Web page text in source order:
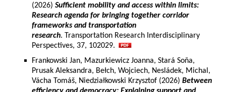
(2026) Sufficient mobility and access within limits:
Research agenda for bringing together corridor
frameworks and transportation
research. Transportation Research Interdisciplinary
Perspectives, 37, 102029.
Frankowski Jan, Mazurkiewicz Joanna, Stará Soňa,
Prusak Aleksandra, Bełch, Wojciech, Nesládek, Michal,
Vácha Tomáš, Niedziałkowski Krzysztof (2026) Between